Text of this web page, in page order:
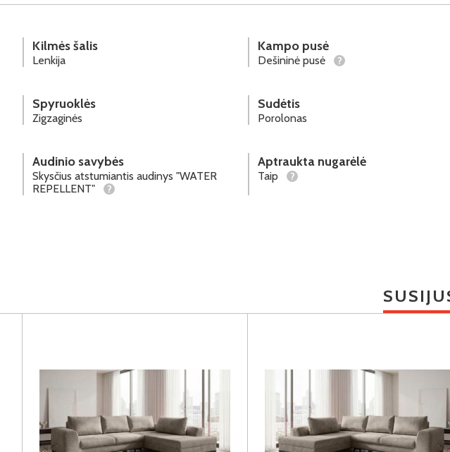
Kilmės šalis
Lenkija
Kampo pusė
Dešininė pusė ?
Spyruoklės
Zigzaginės
Sudėtis
Porolonas
Audinio savybės
Skysčius atstumiantis audinys "WATER
REPELLENT"
?
Aptraukta nugarėlė
Taip ?